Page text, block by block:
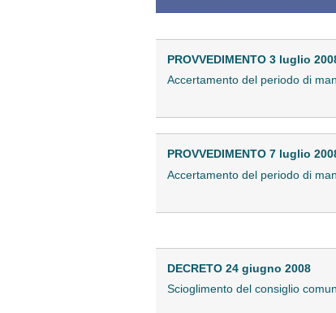
PROVVEDIMENTO 3 luglio
Accertamento del periodo di
PROVVEDIMENTO 7 luglio
Accertamento del periodo di
DECRETO 24 giugno 2008
Scioglimento del consiglio